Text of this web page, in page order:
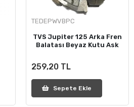
TEDEPWVBPC
TVS Jupiter 125 Arka Fren
Balatası Beyaz Kutu Ask
259,20 TL
Sepete Ekle